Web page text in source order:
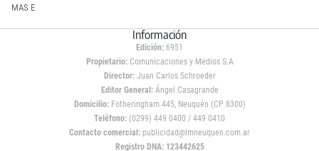
MAS E
Información
Edición: 6951
Propietario:Comunicaciones y Medios S.A
Director: Juan Carlos Schroeder
Editor General:Ángel Casagrande
Domicilio:Fotheringham 445, Neuquén (CP 8300)
Teléfono: (0299) 449 0400 / 449 0410
Contacto comercial: publicidad@lmneuquen.com.ar
Registro DNA: 123442625